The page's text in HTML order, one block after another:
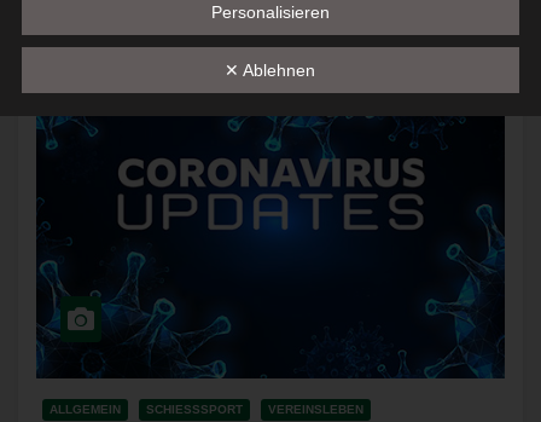
ALLGEMEIN SCHIESSSPORT VEREINSLEBEN
unmissverständlich abgegebene Willensbekundung in
Form einer Erklärung oder einer sonstigen eindeutigen
verstehen gibt, dass sie mit der Verarbeitung der sie
betreffenden personenbezogenen Daten einverstanden
Name und Anschrift des für die Verarbeitung
Verantwortlichen
Verantwortlicher im Sinne der Datenschutz-Grundverordnung,
sonstiger in den Mitgliedstaaten der Europäischen Union
geltenden Datenschutzgesetze und anderer Bestimmungen mit
datenschutzrechtlichem Charakter ist:
Personalisieren
✕ Ablehnen